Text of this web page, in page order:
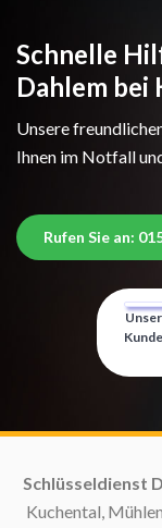
Schnelle
Dahlem bei
Unsere
Ihnen im Notfall
Rufen Sie an:
Schlüsseldienst
Kuchental,